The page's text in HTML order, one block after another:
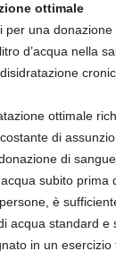
ottimale
per una donazione
d’acqua nella
ottimale
di
di
subito prima
è
acqua standard e
in un esercizio